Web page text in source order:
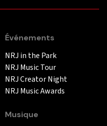
Événements
NRJ in the Park
NRJ Music Tour
NRJ Creator Night
NRJ Music Awards
Musique